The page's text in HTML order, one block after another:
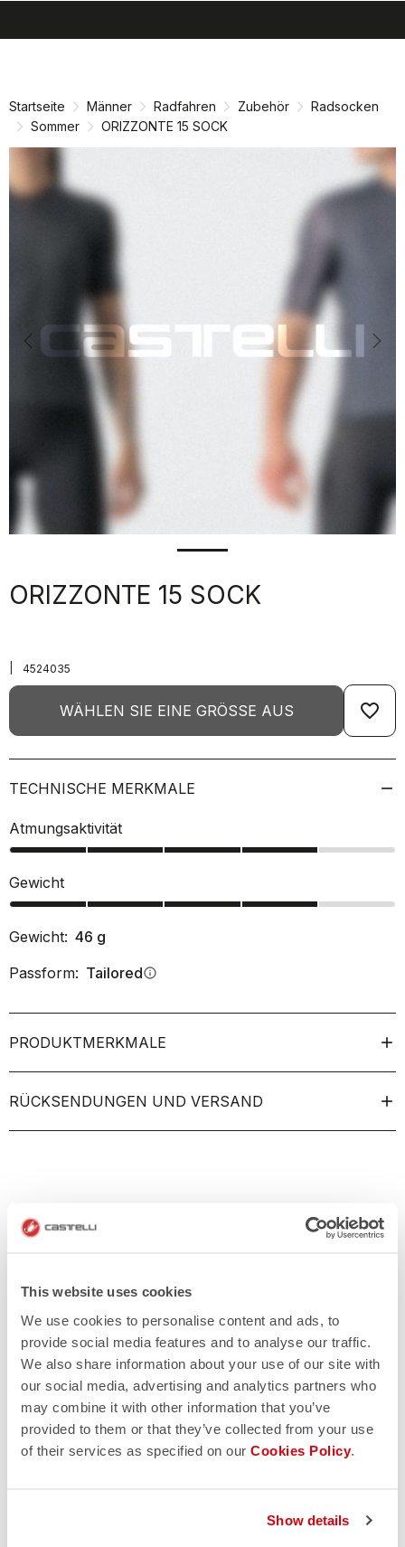
This website uses cookies
We use cookies to personalise content and ads, to
provide social media features and to analyse our traffic.
We also share information about your use of our site with
our social media, advertising and analytics partners who
may combine it with other information that you’ve
provided to them or that they’ve collected from your use
of their services as specified on our Cookies Policy.
Show details
Startseite Männer Radfahren Zubehör
Radsocken
Sommer
ORIZZONTE 15 SOCK
Previous
ORIZZONTE 15 SOCK
4524035
WÄHLEN SIE EINE GRÖSSE AUS favorite_border
TECHNISCHE MERKMALE
Atmungsaktivität
Gewicht
Gewicht: 46 g
Passform: Tailoredinfo
PRODUKTMERKMALE
RÜCKSENDUNGEN UND VERSAND